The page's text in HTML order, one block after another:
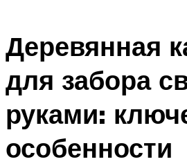
Деревянная
для забора
руками:
особенности